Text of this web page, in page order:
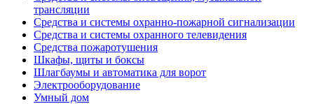
трансляции
Средства и системы охранно-пожарной сигнализации
Средства и системы охранного телевидения
Средства пожаротушения
Шкафы, щиты и боксы
Шлагбаумы и автоматика для ворот
Электрооборудование
Умный дом